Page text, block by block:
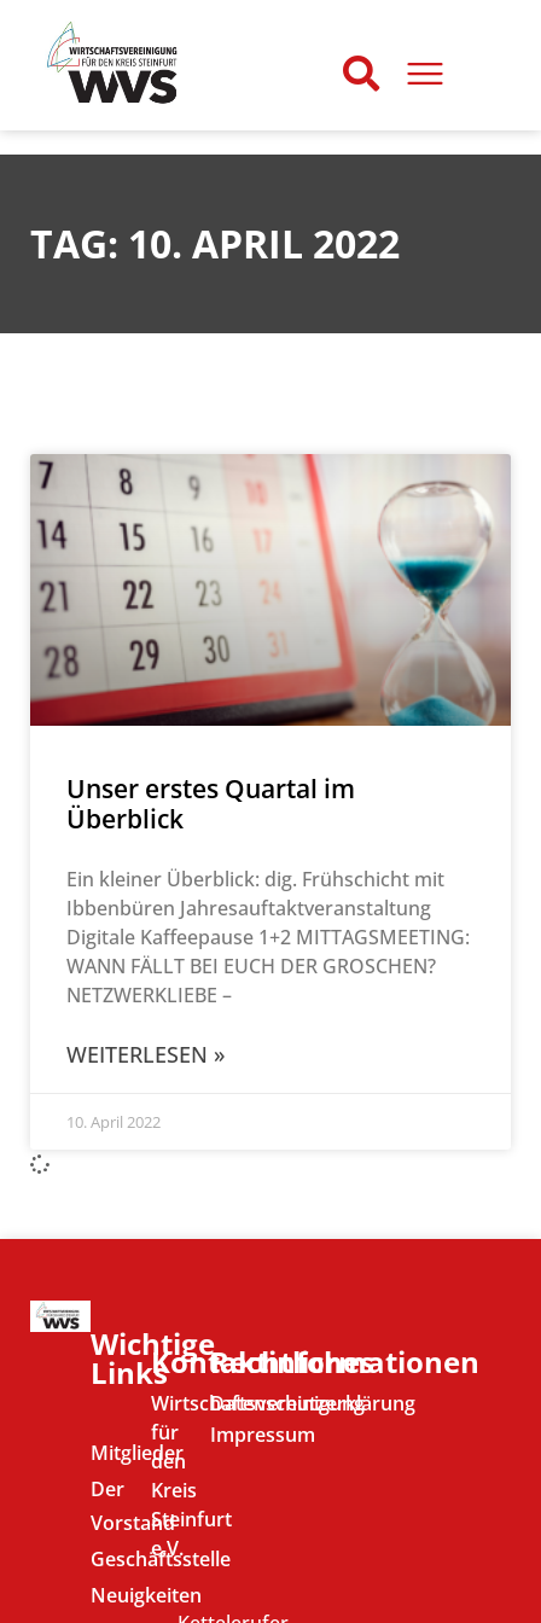
TAG: 10. APRIL 2022
Unser erstes Quartal im
Überblick
Ein kleiner Überblick: dig. Frühschicht mit
Ibbenbüren Jahresauftaktveranstaltung
Digitale Kaffeepause 1+2 MITTAGSMEETING:
WANN FÄLLT BEI EUCH DER GROSCHEN?
NETZWERKLIEBE –
WEITERLESEN »
10. April 2022
Wichtige
Links
Mitglieder
Der
Vorstand
Geschäftsstelle
Neuigkeiten
Kontaktinformationen
Wirtschaftsvereinigung
für
den
Kreis
Steinfurt
e.V.
Rechtliches
Datenschutzerklärung
Impressum